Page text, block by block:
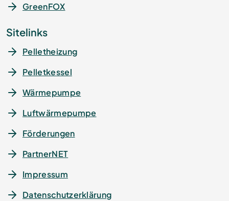
GreenFOX
Sitelinks
Pelletheizung
Pelletkessel
Wärmepumpe
Luftwärmepumpe
Förderungen
PartnerNET
Impressum
Datenschutz­erklärung